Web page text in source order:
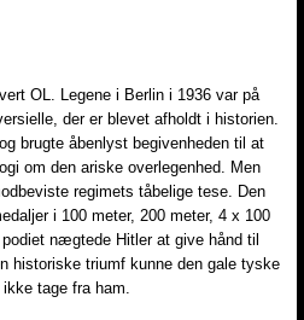
OL. Legene i Berlin i 1936 var på
der er blevet afholdt i historien.
brugte åbenlyst begivenheden til at
om den ariske overlegenhed. Men
regimets tåbelige tese. Den
i 100 meter, 200 meter, 4 x 100
nægtede Hitler at give hånd til
historiske triumf kunne den gale tyske
tage fra ham.